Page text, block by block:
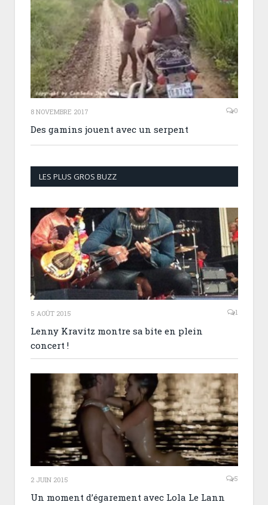
8 NOVEMBRE 2017 0
Des gamins jouent avec un serpent
LES PLUS GROS BUZZ
5 AOÛT 2015 1
Lenny Kravitz montre sa bite en plein
concert !
2 JUIN 2015 5
Un moment d’égarement avec Lola Le Lann